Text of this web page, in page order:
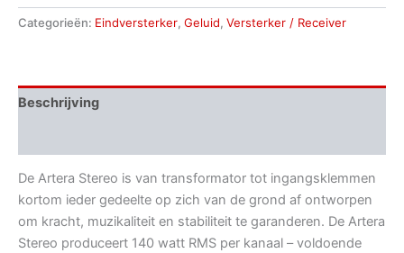
Categorieën: Eindversterker, Geluid, Versterker / Receiver
Beschrijving
De Artera Stereo is van transformator tot ingangsklemmen
kortom ieder gedeelte op zich van de grond af ontworpen
om kracht, muzikaliteit en stabiliteit te garanderen. De Artera
Stereo produceert 140 watt RMS per kanaal – voldoende